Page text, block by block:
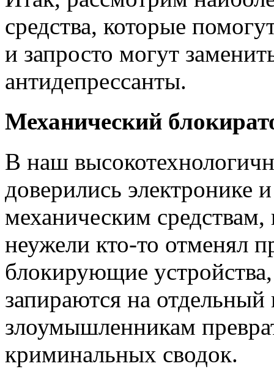
средства, которые
и запросто могут
антидепрессанты.
Механический
В наш
доверились электронике
механическим
неужели кто-то отменял
блокирующие
запираются на
злоумышленникам
криминальных сводок.